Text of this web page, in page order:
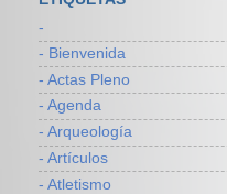
-
- Bienvenida
- Actas Pleno
- Agenda
- Arqueología
- Artículos
- Atletismo